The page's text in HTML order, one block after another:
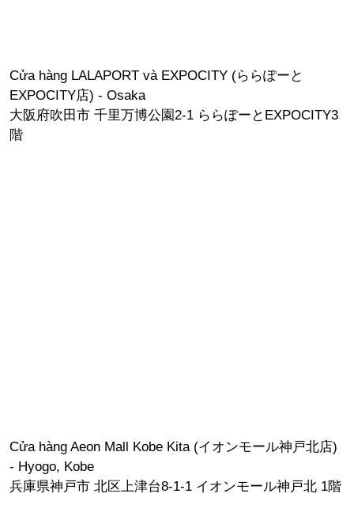
Cửa hàng LALAPORT và EXPOCITY (ららぽーと
EXPOCITY店) - Osaka
大阪府吹田市 千里万博公園2-1 ららぽーとEXPOCITY3
階
Cửa hàng Aeon Mall Kobe Kita (イオンモール神戸北店)
- Hyogo, Kobe
兵庫県神戸市 北区上津台8-1-1 イオンモール神戸北 1階